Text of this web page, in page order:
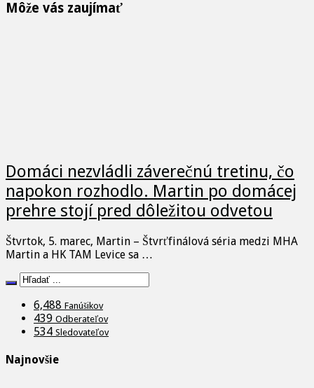
Môže vás zaujímať
Domáci nezvládli záverečnú tretinu, čo
napokon rozhodlo. Martin po domácej
prehre stojí pred dôležitou odvetou
Štvrtok, 5. marec, Martin – Štvrťfinálová séria medzi MHA
Martin a HK TAM Levice sa …
6,488 Fanúšikov
439 Odberateľov
534 Sledovateľov
Najnovšie